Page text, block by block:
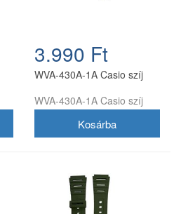
3.990 Ft
WVA-430A-1A Casio szíj
WVA-430A-1A Casio szíj